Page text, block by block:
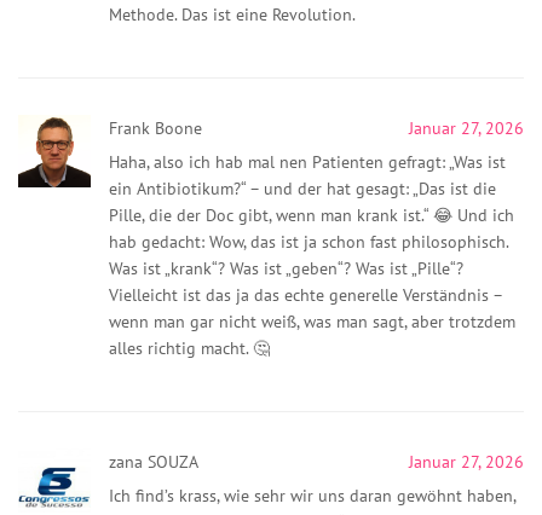
Methode. Das ist eine Revolution.
Frank Boone
Januar 27, 2026
Haha, also ich hab mal nen Patienten gefragt: „Was ist
ein Antibiotikum?“ – und der hat gesagt: „Das ist die
Pille, die der Doc gibt, wenn man krank ist.“ 😂 Und ich
hab gedacht: Wow, das ist ja schon fast philosophisch.
Was ist „krank“? Was ist „geben“? Was ist „Pille“?
Vielleicht ist das ja das echte generelle Verständnis –
wenn man gar nicht weiß, was man sagt, aber trotzdem
alles richtig macht. 🤔
zana SOUZA
Januar 27, 2026
Ich find’s krass, wie sehr wir uns daran gewöhnt haben,